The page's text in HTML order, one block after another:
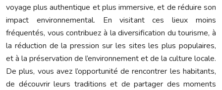
voyage plus authentique et plus immersive, et de réduire son
impact environnemental. En visitant ces lieux moins
fréquentés, vous contribuez à la diversification du tourisme, à
la réduction de la pression sur les sites les plus populaires,
et à la préservation de l’environnement et de la culture locale.
De plus, vous avez l’opportunité de rencontrer les habitants,
de découvrir leurs traditions et de partager des moments